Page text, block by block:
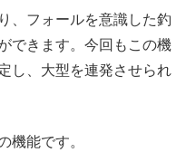
、フォールを意識した釣
できます。今回もこの機
し、大型を連発させられ
機能です。